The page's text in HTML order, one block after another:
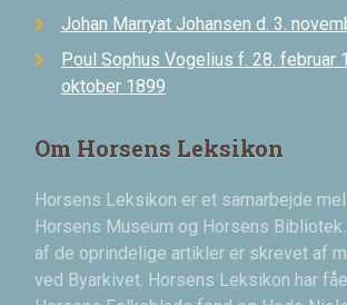
Johan Marryat Johansen d. 3.
Poul Sophus Vogelius f. 28. februar
oktober 1899
Om Horsens Leksikon
Horsens Leksikon er et samarbejde
Horsens Museum og Horsens
af de oprindelige artikler er skrevet af
ved Byarkivet. Horsens Leksikon har